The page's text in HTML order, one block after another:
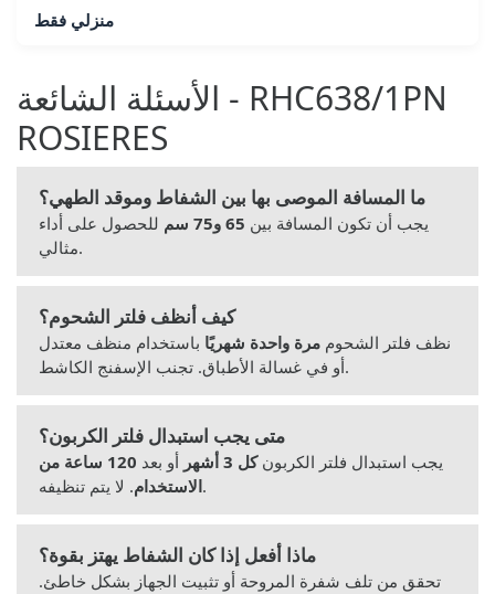
منزلي فقط
الأسئلة الشائعة - RHC638/1PN
ROSIERES
ما المسافة الموصى بها بين الشفاط وموقد الطهي؟
يجب أن تكون المسافة بين 65 و75 سم
للحصول على أداء
مثالي.
كيف أنظف فلتر الشحوم؟
نظف فلتر الشحوم مرة واحدة شهريًا باستخدام منظف معتدل
أو في غسالة الأطباق. تجنب الإسفنج الكاشط.
متى يجب استبدال فلتر الكربون؟
يجب استبدال فلتر الكربونكل 3 أشهر أو بعد
120 ساعة من
الاستخدام. لا يتم تنظيفه.
ماذا أفعل إذا كان الشفاط يهتز بقوة؟
تحقق من تلف شفرة المروحة أو تثبيت الجهاز بشكل خاطئ.